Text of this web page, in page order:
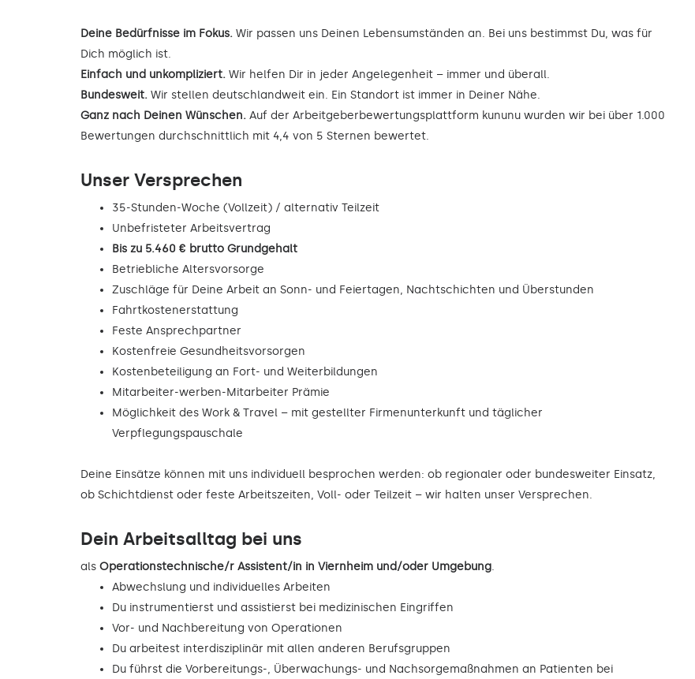
Deine Bedürfnisse im Fokus. Wir passen uns Deinen Lebensumständen an. Bei uns bestimmst Du, was für
Dich möglich ist.
Einfach und unkompliziert. Wir helfen Dir in jeder Angelegenheit – immer und überall.
Bundesweit. Wir stellen deutschlandweit ein. Ein Standort ist immer in Deiner Nähe.
Ganz nach Deinen Wünschen. Auf der Arbeitgeberbewertungsplattform kununu wurden wir bei über 1.000
Bewertungen durchschnittlich mit 4,4 von 5 Sternen bewertet.
Unser Versprechen
35-Stunden-Woche (Vollzeit) / alternativ Teilzeit
Unbefristeter Arbeitsvertrag
Bis zu 5.460 € brutto Grundgehalt
Betriebliche Altersvorsorge
Zuschläge für Deine Arbeit an Sonn- und Feiertagen, Nachtschichten und Überstunden
Fahrtkostenerstattung
Feste Ansprechpartner
Kostenfreie Gesundheitsvorsorgen
Kostenbeteiligung an Fort- und Weiterbildungen
Mitarbeiter-werben-Mitarbeiter Prämie
Möglichkeit des Work & Travel – mit gestellter Firmenunterkunft und täglicher
Verpflegungspauschale
Deine Einsätze können mit uns individuell besprochen werden: ob regionaler oder bundesweiter Einsatz,
ob Schichtdienst oder feste Arbeitszeiten, Voll- oder Teilzeit – wir halten unser Versprechen.
Dein Arbeitsalltag bei uns
als Operationstechnische/r Assistent/in in Viernheim und/oder Umgebung.
Abwechslung und individuelles Arbeiten
Du instrumentierst und assistierst bei medizinischen Eingriffen
Vor- und Nachbereitung von Operationen
Du arbeitest interdisziplinär mit allen anderen Berufsgruppen
Du führst die Vorbereitungs-, Überwachungs- und Nachsorgemaßnahmen an Patienten bei